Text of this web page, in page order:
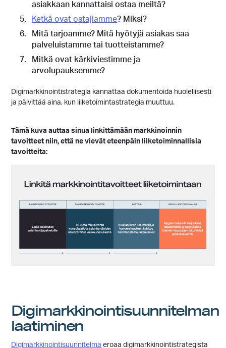
asiakkaan kannattaisi ostaa meiltä?
Ketkä ovat ostajiamme? Miksi?
Mitä tarjoamme? Mitä hyötyjä asiakas saa
palveluistamme tai tuotteistamme?
Mitkä ovat kärkiviestimme ja
arvolupauksemme?
Digimarkkinointistrategia kannattaa dokumentoida huolellisesti
ja päivittää aina, kun liiketoimintastrategia muuttuu.
Tämä kuva auttaa sinua linkittämään markkinoinnin
tavoitteet niin, että ne vievät eteenpäin liiketoiminnallisia
tavoitteita:
Digimarkkinointisuunnitelman
laatiminen
Digimarkkinointisuunnitelma eroaa digimarkkinointistrategista